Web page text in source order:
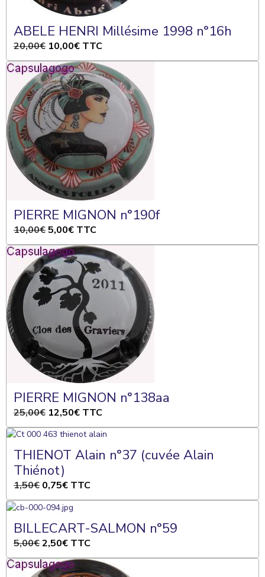
ABELE HENRI Millésime 1998 n°16h
20,00€ 10,00€ TTC
PIERRE MIGNON n°190f
10,00€5,00€ TTC
PIERRE MIGNON n°138aa
25,00€ 12,50€ TTC
THIENOT Alain n°37 (cuvée Alain
Thiénot)
1,50€ 0,75€ TTC
BILLECART-SALMON n°59
5,00€2,50€ TTC